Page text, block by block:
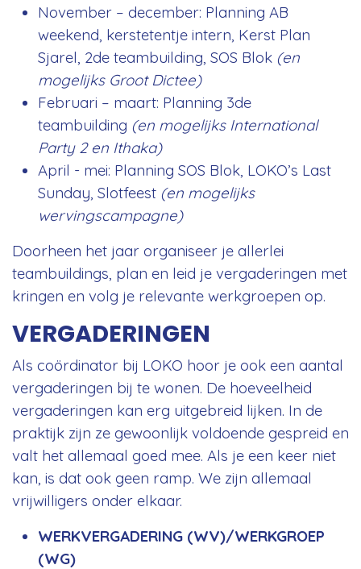
November – december: Planning AB
weekend, kerstetentje intern, Kerst Plan
Sjarel, 2de teambuilding, SOS Blok (en
mogelijks Groot Dictee)
Februari – maart: Planning 3de
teambuilding (en mogelijks International
Party 2 en Ithaka)
April - mei: Planning SOS Blok, LOKO’s Last
Sunday, Slotfeest (en mogelijks
wervingscampagne)
Doorheen het jaar organiseer je allerlei
teambuildings, plan en leid je vergaderingen met
kringen en volg je relevante werkgroepen op.
VERGADERINGEN
Als coördinator bij LOKO hoor je ook een aantal
vergaderingen bij te wonen. De hoeveelheid
vergaderingen kan erg uitgebreid lijken. In de
praktijk zijn ze gewoonlijk voldoende gespreid en
valt het allemaal goed mee. Als je een keer niet
kan, is dat ook geen ramp. We zijn allemaal
vrijwilligers onder elkaar.
WERKVERGADERING (WV)/WERKGROEP
(WG)